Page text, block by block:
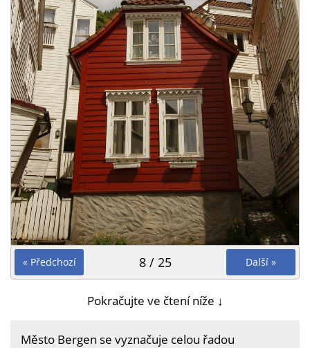
« Předchozí Další »
8 / 25
Pokračujte ve čtení níže ↓
Město Bergen se vyznačuje celou řadou